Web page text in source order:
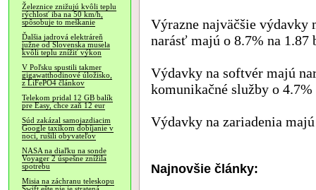
Železnice znižujú kvôli teplu
rýchlosť iba na 50 km/h,
spôsobuje to meškanie
Ďalšia jadrová elektráreň
južne od Slovenska musela
kvôli teplu znížiť výkon
V Poľsku spustili takmer
gigawatthodinové úložisko,
z LiFePO4 článkov
Telekom pridal 12 GB balík
pre Easy, chce zaň 12 eur
Súd zakázal samojazdiacim
Google taxíkom dobíjanie v
noci, rušili obyvateľov
NASA na diaľku na sonde
Voyager 2 úspešne znížila
spotrebu
Misia na záchranu teleskopu
Výrazne najväčšie
narásť majú o 8.7% na 1.87
Výdavky na softvér majú
komunikačné služby o
Výdavky na zariadenia
Najnovšie články: